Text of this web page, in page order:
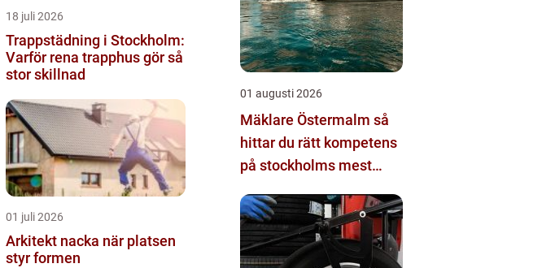
18 juli 2026
Trappstädning i Stockholm:
Varför rena trapphus gör så
stor skillnad
01 juli 2026
Arkitekt nacka när platsen
styr formen
01 augusti 2026
Mäklare Östermalm så
hittar du rätt kompetens
på stockholms mest